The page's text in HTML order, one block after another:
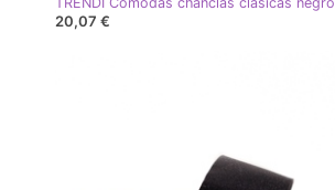
20,07 €